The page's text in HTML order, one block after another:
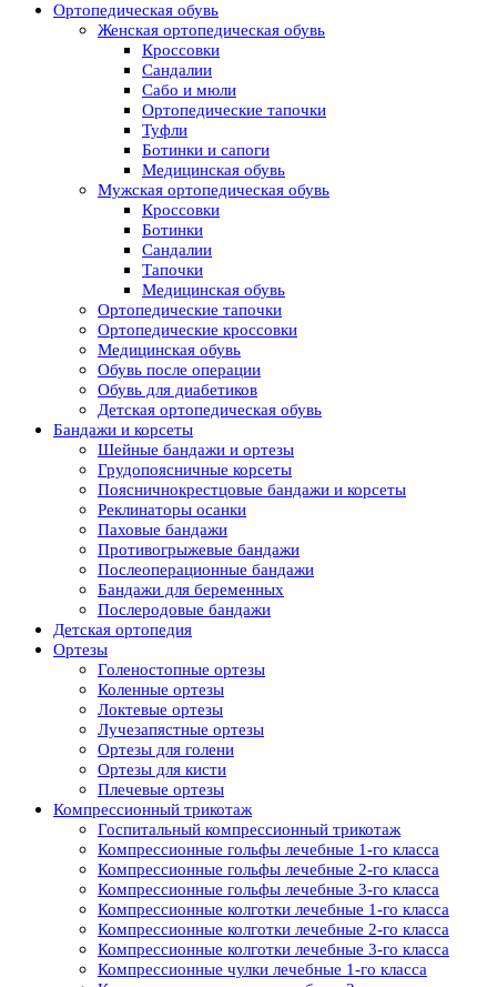
Ортопедическая обувь
Женская ортопедическая обувь
Кроссовки
Сандалии
Сабо и мюли
Ортопедические тапочки
Туфли
Ботинки и сапоги
Медицинская обувь
Мужская ортопедическая обувь
Кроссовки
Ботинки
Сандалии
Тапочки
Медицинская обувь
Ортопедические тапочки
Ортопедические кроссовки
Медицинская обувь
Обувь после операции
Обувь для диабетиков
Детская ортопедическая обувь
Бандажи и корсеты
Шейные бандажи и ортезы
Грудопоясничные корсеты
Поясничнокрестцовые бандажи и корсеты
Реклинаторы осанки
Паховые бандажи
Противогрыжевые бандажи
Послеоперационные бандажи
Бандажи для беременных
Послеродовые бандажи
Детская ортопедия
Ортезы
Голеностопные ортезы
Коленные ортезы
Локтевые ортезы
Лучезапястные ортезы
Ортезы для голени
Ортезы для кисти
Плечевые ортезы
Компрессионный трикотаж
Госпитальный компрессионный трикотаж
Компрессионные гольфы лечебные 1-го класса
Компрессионные гольфы лечебные 2-го класса
Компрессионные гольфы лечебные 3-го класса
Компрессионные колготки лечебные 1-го класса
Компрессионные колготки лечебные 2-го класса
Компрессионные колготки лечебные 3-го класса
Компрессионные чулки лечебные 1-го класса